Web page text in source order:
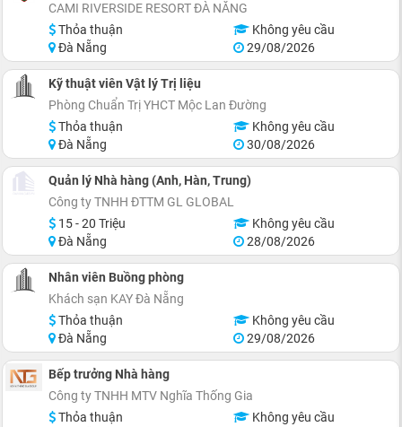
CAMI RIVERSIDE RESORT ĐÀ NẴNG
Thỏa thuận
Không yêu cầu
Đà Nẵng
29/08/2026
Kỹ thuật viên Vật lý Trị liệu
Phòng Chuẩn Trị YHCT Mộc Lan Đường
Thỏa thuận
Không yêu cầu
Đà Nẵng
30/08/2026
Quản lý Nhà hàng (Anh, Hàn, Trung)
Công ty TNHH ĐTTM GL GLOBAL
15 - 20 Triệu
Không yêu cầu
Đà Nẵng
28/08/2026
Nhân viên Buồng phòng
Khách sạn KAY Đà Nẵng
Thỏa thuận
Không yêu cầu
Đà Nẵng
29/08/2026
Bếp trưởng Nhà hàng
Công ty TNHH MTV Nghĩa Thống Gia
Thỏa thuận
Không yêu cầu